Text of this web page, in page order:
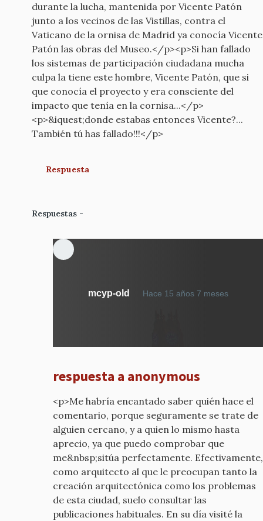
durante la lucha, mantenida por Vicente Patón
junto a los vecinos de las Vistillas, contra el
Vaticano de la ornisa de Madrid ya conocía Vicente
Patón las obras del Museo.</p><p>Si han fallado
los sistemas de participación ciudadana mucha
culpa la tiene este hombre, Vicente Patón, que si
que conocía el proyecto y era consciente del
impacto que tenía en la cornisa...</p>
<p>&iquest;donde estabas entonces Vicente?...
También tú has fallado!!!</p>
Respuesta
Respuestas
mcyp-old Hace 15 años 7 mesesEn
DE
mcyp-
old
respuesta a anonymous
<p>Me habría encantado saber quién hace el
comentario, porque seguramente se trate de
alguien cercano, y a quien lo mismo hasta
aprecio, ya que puedo comprobar que
me&nbsp;sitúa perfectamente. Efectivamente,
como arquitecto al que le preocupan tanto la
creación arquitectónica como los problemas
de esta ciudad, suelo consultar las
publicaciones habituales. En su día visité la